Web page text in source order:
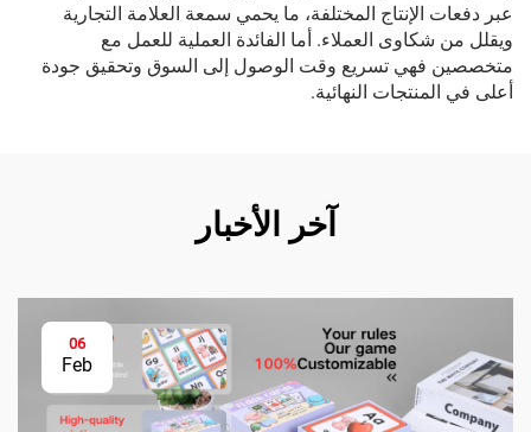
عبر دفعات الإنتاج المختلفة، ما يحمي سمعة العلامة التجارية
ويقلل من شكاوى العملاء. أما الفائدة العملية للعمل مع
متخصصين فهي تسريع وقت الوصول إلى السوق وتحقيق جودة
أعلى في المنتجات النهائية.
آخر الأخبار
06
Feb